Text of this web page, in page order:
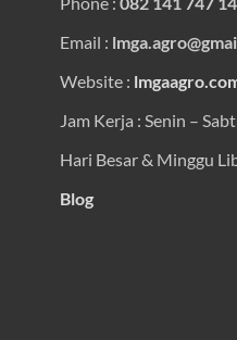
Email :
Website :
Jam Kerja : Senin –
Hari Besar & Minggu
Blog